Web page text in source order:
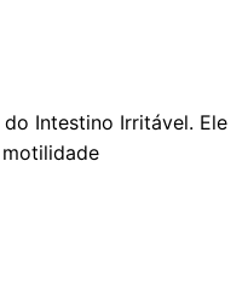
Intestino Irritável. Ele